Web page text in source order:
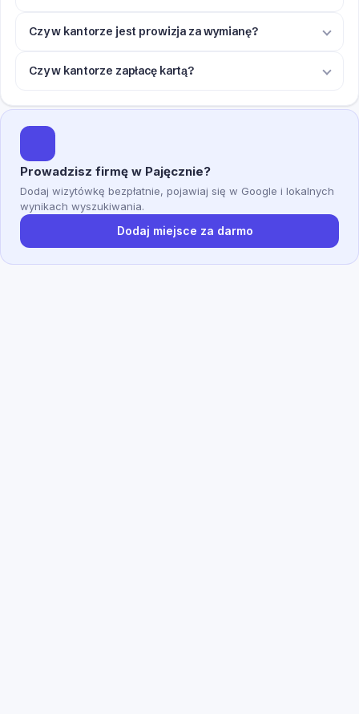
Czy w kantorze jest prowizja za wymianę?
Czy w kantorze zapłacę kartą?
Prowadzisz firmę w Pajęcznie?
Dodaj wizytówkę bezpłatnie, pojawiaj się w Google i lokalnych
wynikach wyszukiwania.
Dodaj miejsce za darmo